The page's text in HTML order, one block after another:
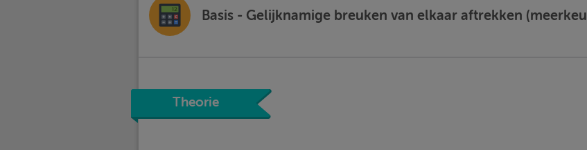
Basis - Gelijknamige breuken van elkaar aftrekken
Theorie